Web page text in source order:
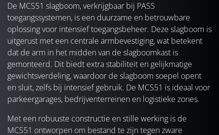
De MCS51 slagboom, verkrijgbaar bij PASS
toegangssystemen, is een duurzame en betrouwbare
oplossing voor intensief toegangsbeheer. Deze slagboom is
uitgerust met een centrale armbevestiging, wat betekent
dat de arm in het midden van de slagboomkast is
gemonteerd. Dit biedt extra stabiliteit en gelijkmatige
gewichtsverdeling, waardoor de slagboom soepel opent
en sluit, zelfs bij intensief gebruik. De MCS51 is ideaal voor
parkeergarages, bedrijventerreinen en logistieke zones.
Met een robuuste constructie en stille werking is de
MCS51 ontworpen om bestand te zijn tegen zware